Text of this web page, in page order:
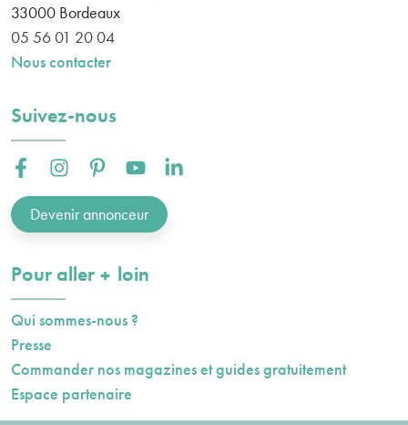
33000 Bordeaux
05 56 01 20 04
Nous contacter
Suivez-nous
Facebook :Instagram :Pinterest :Youtube :Linkedin :
Devenir annonceur
Pour aller plusloin
Qui sommes-nous ?
Presse
Commander nos magazines et guides gratuitement
Espace partenaire